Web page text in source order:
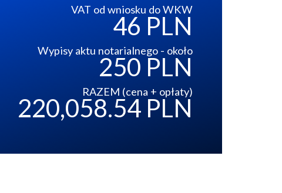
VAT od wniosku do WKW
46 PLN
Wypisy aktu notarialnego - około
250 PLN
RAZEM (cena + opłaty)
220,058.54 PLN